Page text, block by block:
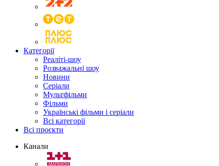
Категорії
Реаліті-шоу
Розважальні шоу
Новини
Серіали
Мультфільми
Фільми
Українські фільми і серіали
Всі категорії
Всі проєкти
Канали